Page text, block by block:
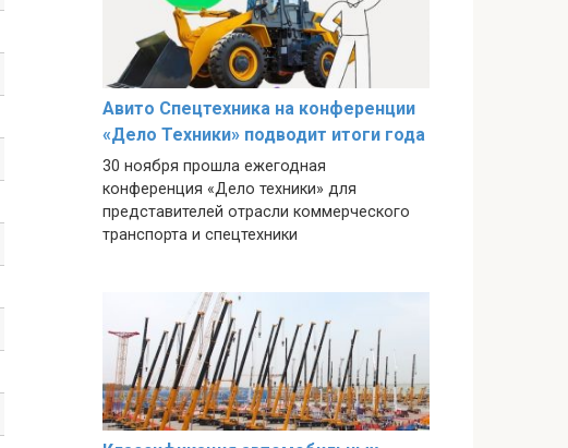
Авито Спецтехника на конференции
«Дело Техники» подводит итоги года
30 ноября прошла ежегодная
конференция «Дело техники» для
представителей отрасли коммерческого
транспорта и спецтехники